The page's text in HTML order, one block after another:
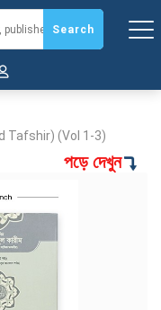
Search
Tafshir) (Vol 1-3)
পড়ে দেখুন